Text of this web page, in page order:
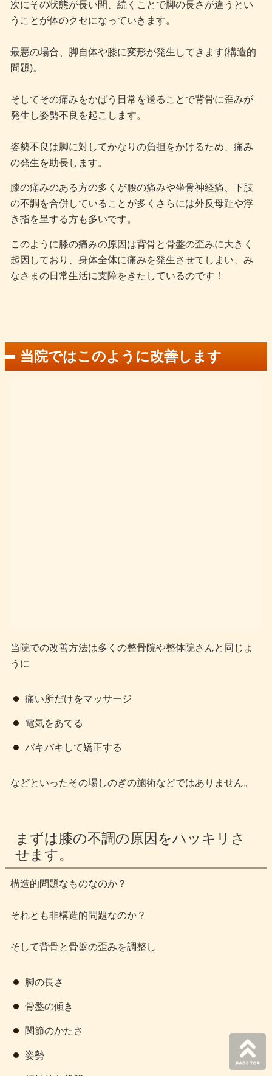
次にその状態が長い間、続くことで脚の長さが違うとい
うことが体のクセになっていきます。
最悪の場合、脚自体や膝に変形が発生してきます(構造的
問題)。
そしてその痛みをかばう日常を送ることで背骨に歪みが
発生し姿勢不良を起こします。
姿勢不良は脚に対してかなりの負担をかけるため、痛み
の発生を助長します。
膝の痛みのある方の多くが腰の痛みや坐骨神経痛、下肢
の不調を合併していることが多くさらには外反母趾や浮
き指を呈する方も多いです。
このように膝の痛みの原因は背骨と骨盤の歪みに大きく
起因しており、身体全体に痛みを発生させてしまい、み
なさまの日常生活に支障をきたしているのです！
当院ではこのように改善します
当院での改善方法は多くの整骨院や整体院さんと同じよ
うに
痛い所だけをマッサージ
電気をあてる
バキバキして矯正する
などといったその場しのぎの施術などではありません。
まずは膝の不調の原因をハッキリさ
せます。
構造的問題なものなのか？
それとも非構造的問題なのか？
そして背骨と骨盤の歪みを調整し
脚の長さ
骨盤の傾き
関節のかたさ
姿勢